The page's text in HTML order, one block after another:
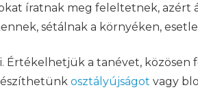
íratnak meg feleltetnek, azért
sétálnak a környéken,
Értékelhetjük a tanévet,
osztályújságot vagy